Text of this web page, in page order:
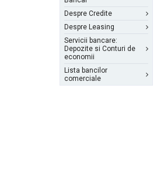
Despre Credite
Despre Leasing
Servicii bancare:
Depozite si Conturi de
economii
Lista bancilor
comerciale